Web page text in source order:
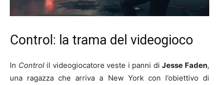
Control: la trama del videogioco
In Control il videogiocatore veste i panni diJesse Faden,
una ragazza che arriva a New York con l’obiettivo di